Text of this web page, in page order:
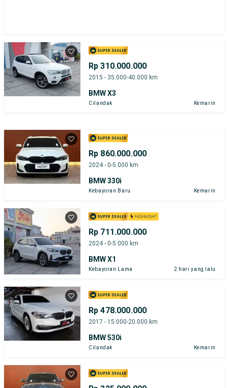
Rp 310.000.000
2015 - 35.000-40.000 km
BMW X3
Cilandak Kemarin
Rp 860.000.000
2024 - 0-5.000 km
BMW 330i
Kebayoran Baru Kemarin
Rp 711.000.000
2024 - 0-5.000 km
BMW X1
Kebayoran Lama 2 hari yang lalu
Rp 478.000.000
2017 - 15.000-20.000 km
BMW 530i
Cilandak Kemarin